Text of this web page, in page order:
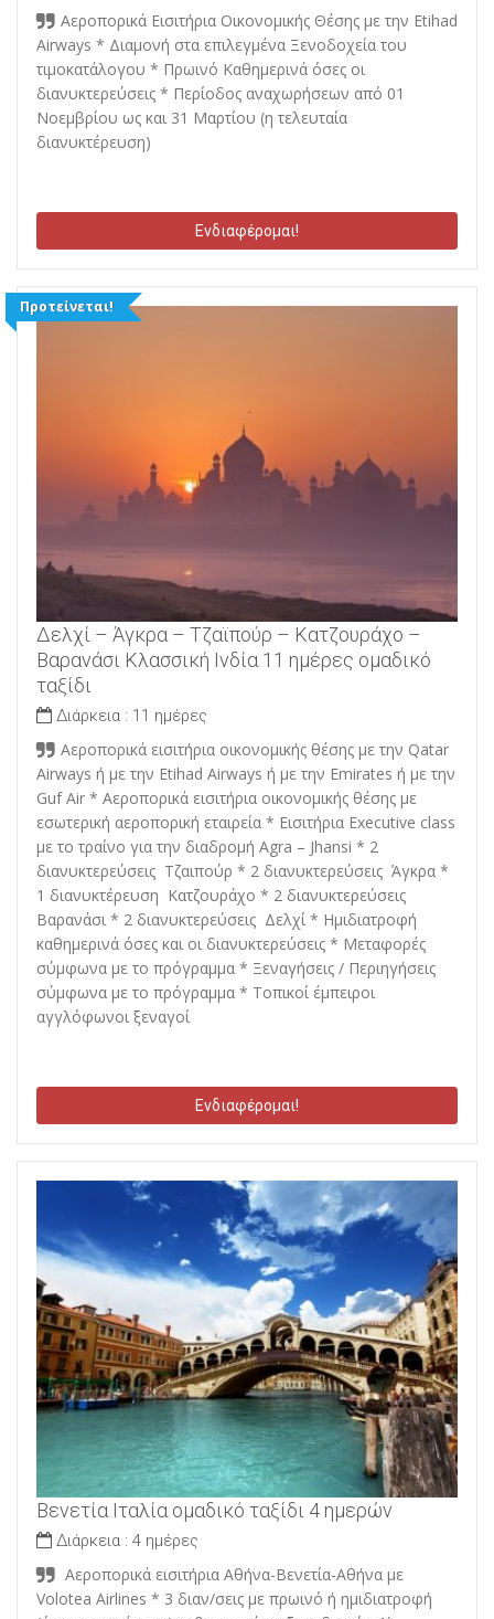
Αεροπορικά Εισιτήρια Οικονομικής Θέσης με την Etihad
Airways * Διαμονή στα επιλεγμένα Ξενοδοχεία του
τιμοκατάλογου * Πρωινό Καθημερινά όσες οι
διανυκτερεύσεις * Περίοδος αναχωρήσεων από 01
Νοεμβρίου ως και 31 Μαρτίου (η τελευταία
διανυκτέρευση)
Ενδιαφέρομαι!
Προτείνεται!
Δελχί – Άγκρα – Τζαϊπούρ – Κατζουράχο –
Βαρανάσι Κλασσική Ινδία 11 ημέρες ομαδικό
ταξίδι
Διάρκεια : 11 ημέρες
Αεροπορικά εισιτήρια οικονομικής θέσης με την Qatar
Airways ή με την Etihad Airways ή με την Emirates ή με την
Guf Air * Αεροπορικά εισιτήρια οικονομικής θέσης με
εσωτερική αεροπορική εταιρεία * Εισιτήρια Executive class
με το τραίνο για την διαδρομή Agra – Jhansi * 2
διανυκτερεύσεις Τζαιπούρ * 2 διανυκτερεύσεις Άγκρα *
1 διανυκτέρευση Κατζουράχο * 2 διανυκτερεύσεις
Βαρανάσι * 2 διανυκτερεύσεις Δελχί * Ημιδιατροφή
καθημερινά όσες και οι διανυκτερεύσεις * Μεταφορές
σύμφωνα με το πρόγραμμα * Ξεναγήσεις / Περιηγήσεις
σύμφωνα με το πρόγραμμα * Τοπικοί έμπειροι
αγγλόφωνοι ξεναγοί
Ενδιαφέρομαι!
Βενετία Ιταλία ομαδικό ταξίδι 4 ημερών
Διάρκεια : 4 ημέρες
Αεροπορικά εισιτήρια Αθήνα-Βενετία-Αθήνα με
Volotea Airlines * 3 διαν/σεις με πρωινό ή ημιδιατροφή